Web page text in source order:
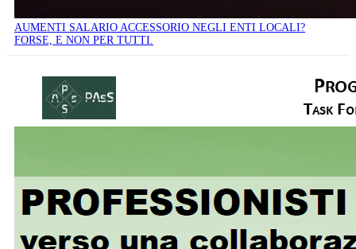
AUMENTI SALARIO ACCESSORIO NEGLI ENTI LOCALI?
FORSE, E NON PER TUTTI.